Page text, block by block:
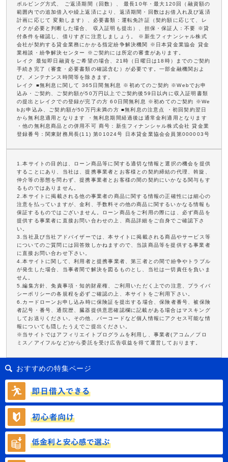
ボルビング方式、 ご返済期間（回数）、 最長10年・最大120回（融資額の
範囲内での追加借入や繰上返済により、返済期間・回数はお借入れ及び返済
計画に応じて 変動します）、必要書類：運転免許証（契約額に応じて、レ
イクが必要と判断した場合、 収入証明も提出）、担保・保証人：不要 ※貸
付条件を確認し、借りすぎに注意しましょう。 ※新生フィナンシャル株式
会社が契約する貸金業務にかかる指定紛争解決機関 ※日本貸金業協会 貸金
業相談・紛争解決センター ※ご契約には所定の審査があります。
レイク 最短即日融資をご希望の場合、21時（日曜日は18時）までのご契約
手続き完了（審査・必要書類の確認含む）が必要です。一部金融機関およ
び、メンテナンス時間等を除きます。
レイク ■無利息に関して 365日間無利息 ※初めてのご契約 ※Webでお申
込み・ご契約、ご契約額が50万円以上でご契約後59日以内に収入証明書類
の提出とレイクでの登録が完了の方 60日間無利息 ※初めてのご契約 ※We
bお申込み、ご契約額が50万円未満の方 ■無利息の注意点 ・初回契約翌日
から無利息適用となります ・無利息期間経過後は通常金利適用となります
・他の無利息商品との併用不可 商号：新生フィナンシャル株式会社 貸金業
登録番号：関東財務局長(11) 第01024号 日本貸金業協会会員第000003号
1.本サイトの目的は、ローン商品等に関する適切な情報と選択の機会を提供
することにあり、当社は、提携事業者とお客様との契約締結の代理、斡旋、
仲介等の形態を問わず、提携事業者とお客様の間の契約にいかなる関与もす
るものではありません。
2.本サイトに掲載される他の事業者の商品に関する情報の正確性には細心の
注意を払っていますが、金利、手数料その他の商品に関するいかなる情報も
保証するものではございません。ローン商品をご利用の際には、必ず商品を
提供する事業者に直接お問い合わせの上、商品詳細をご自身でご確認下さ
い。
3.当社及び当社アドバイザーでは、本サイトに掲載される商品やサービス等
についてのご質問には回答致しかねますので、当該商品等を提供する事業者
に直接お問い合わせ下さい。
4.本サイトに関して、利用者と提携事業者、第三者との間で紛争やトラブル
が発生した場合、当事者間で解決を図るものとし、当社は一切責任を負いま
せん。
5.編集方針、免責事項・知的財産権、ご利用いただく上での注意、プライバ
シーポリシーの各規程を必ずご確認の上、本サイトをご利用下さい。
6.カードローンお申し込み時に保険証を提出する場合、保険者番号、被保険
者記号・番号、通院歴、臓器提供意思確認欄に記載がある場合はマスキング
してお送りください。その他、バーコードなど個人情報にアクセス可能な情
報についても隠したうえでご提出ください。
※当サイトではアフィリエイトプログラムを利用し、事業者(アコム／プロ
ミス／アイフルなど)から委託を受け広告収益を得て運営しております。
おすすめの特集ページ